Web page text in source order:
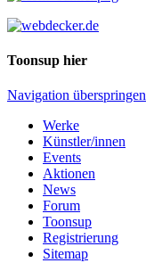
Toonsup hier
Navigation überspringen
Werke
Künstler/innen
Events
Aktionen
News
Forum
Toonsup
Registrierung
Sitemap